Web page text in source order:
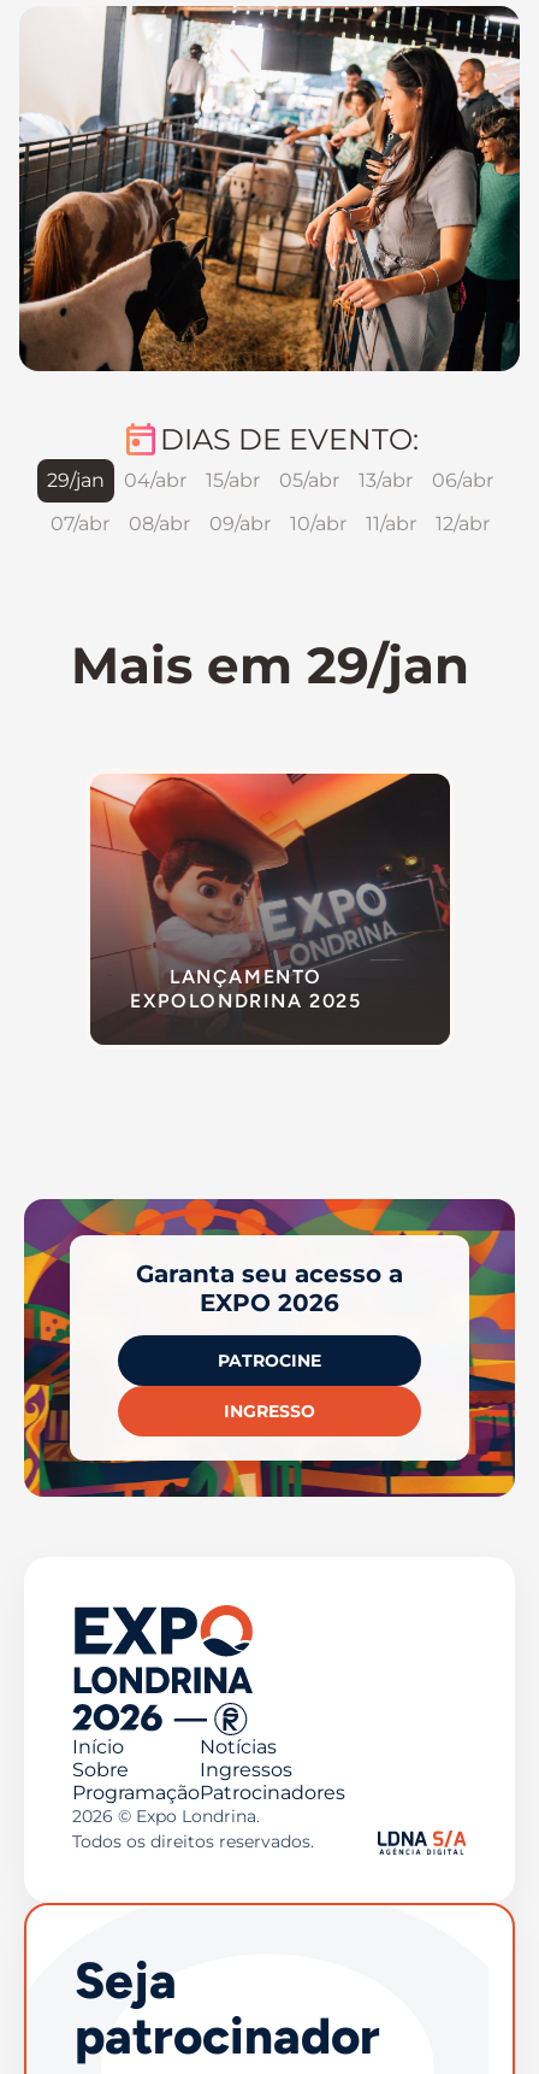
DIAS DE EVENTO:
29/jan 04/abr 15/abr 05/abr 13/abr
06/abr
07/abr
08/abr 09/abr 10/abr 11/abr 12/abr
Mais em 29/jan
LANÇAMENTO
EXPOLONDRINA 2025
Garanta seu acesso a
EXPO 2026
PATROCINE
INGRESSO
Início
Sobre
Programação
Notícias
Ingressos
Patrocinadores
2026 © Expo Londrina.
Todos os direitos reservados.
Seja
patrocinador